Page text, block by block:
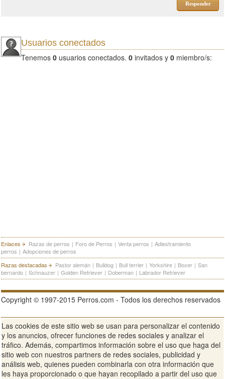
Responder
Usuarios conectados
Tenemos 0 usuarios conectados. 0 invitados y 0 miembro/s:
Enlaces Razas de perros | Foro de Perros | Venta perros | Adiestramiento
perros | Adopciones de perros
Razas destacadas
Pastor alemán | Bulldog | Bull terrier | Yorkshire | Boxer | San
bernardo | Schnauzer | Golden Retriever | Doberman | Labrador Retriever
Copyright © 1997-2015 Perros.com - Todos los derechos reservados
Publicidad en Perros.com | Contacte | Aviso Legal Política de
privacidad | Condiciones de uso
Ver sitio web completo
Las cookies de este sitio web se usan para personalizar el contenido
y los anuncios, ofrecer funciones de redes sociales y analizar el
tráfico. Además, compartimos información sobre el uso que haga del
sitio web con nuestros partners de redes sociales, publicidad y
análisis web, quienes pueden combinarla con otra información que
les haya proporcionado o que hayan recopilado a partir del uso que